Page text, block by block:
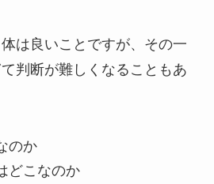
は良いことですが、その一
判断が難しくなることもあ
のか
どこなのか